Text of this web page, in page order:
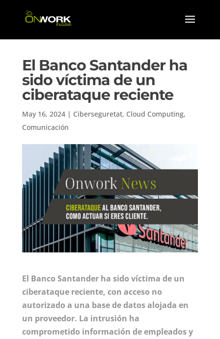
El Banco Santander ha
sido víctima de un
ciberataque reciente
May 16, 2024| Ciberseguretat, Cloud Computing,
Comunicación
El Banco Santander ha sido víctima de un
ciberataque reciente, con acceso no
autorizado a una base de datos alojada en
un proveedor. La intrusión ha
comprometido información de empleados y